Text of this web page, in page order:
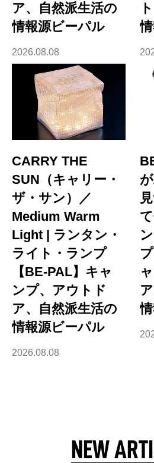
ア、自然派生活の
情報源ビーパル
2026.08.08
CARRY THE
SUN（キャリー・
ザ・サン）／
Medium Warm
Light | ランタン・
ライト・ランプ
【BE-PAL】キャ
ンプ、アウトド
ア、自然派生活の
情報源ビーパル
2026.08.08
NEW